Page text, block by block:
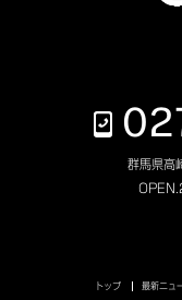
群馬県高
OPEN.
トップ 最新ニュ